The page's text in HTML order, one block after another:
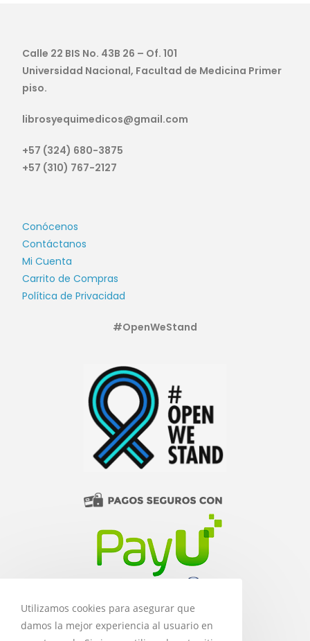
Calle 22 BIS No. 43B 26 – Of. 101
Universidad Nacional, Facultad de Medicina Primer
piso.
librosyequimedicos@gmail.com
+57 (324) 680-3875
+57 (310) 767-2127
Conócenos
Contáctanos
Mi Cuenta
Carrito de Compras
Política de Privacidad
#OpenWeStand
Utilizamos cookies para asegurar que
damos la mejor experiencia al usuario en